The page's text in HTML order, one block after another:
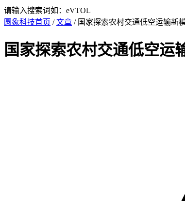
请输入搜索词如：eVTOL
圆象科技首页 /文章 / 国家探索农村交通低空运输新
国家探索农村交通低空运